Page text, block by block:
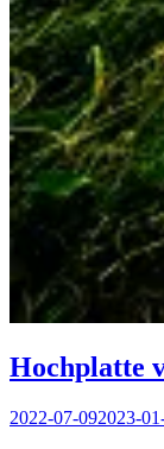
Hochplatte
Posted
2022-07-092023-